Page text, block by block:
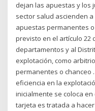
dejan las apuestas y los
sector salud ascienden
apuestas permanentes
previsto en el artículo 22
departamentos y al
explotación, como
permanentes o chanceo
eficiencia en la
inicialmente se coloca
tarjeta es tratada a